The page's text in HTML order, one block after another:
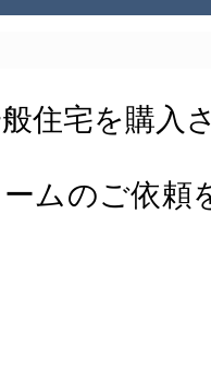
住宅を購入
ムのご依頼